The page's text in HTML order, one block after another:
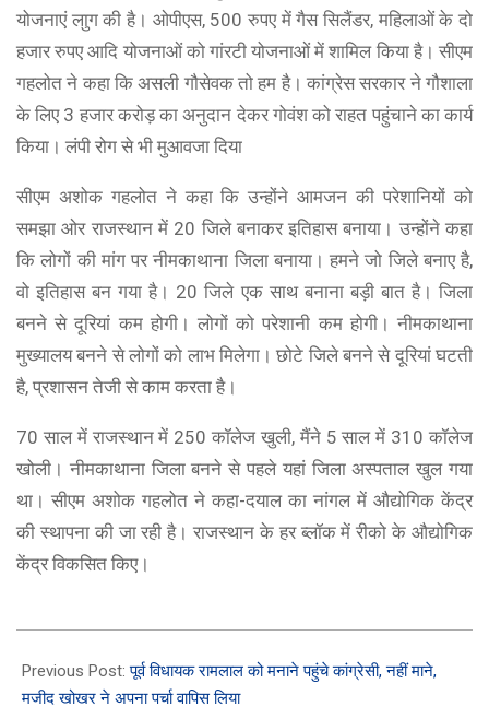
योजनाएं लाुग की है। ओपीएस, 500 रुपए में गैस सिलैंडर, महिलाओं के दो
हजार रुपए आदि योजनाओं को गांरटी योजनाओं में शामिल किया है। सीएम
गहलोत ने कहा कि असली गौसेवक तो हम है। कांग्रेस सरकार ने गौशाला
के लिए 3 हजार करोड़ का अनुदान देकर गोवंश को राहत पहुंचाने का कार्य
किया। लंपी रोग से भी मुआवजा दिया
सीएम अशोक गहलोत ने कहा कि उन्होंने आमजन की परेशानियों को
समझा ओर राजस्थान में 20 जिले बनाकर इतिहास बनाया। उन्होंने कहा
कि लोगों की मांग पर नीमकाथाना जिला बनाया। हमने जो जिले बनाए है,
वो इतिहास बन गया है। 20 जिले एक साथ बनाना बड़ी बात है। जिला
बनने से दूरियां कम होगी। लोगों को परेशानी कम होगी। नीमकाथाना
मुख्यालय बनने से लोगों को लाभ मिलेगा। छोटे जिले बनने से दूरियां घटती
है, प्रशासन तेजी से काम करता है।
70 साल में राजस्थान में 250 कॉलेज खुली, मैंने 5 साल में 310 कॉलेज
खोली। नीमकाथाना जिला बनने से पहले यहां जिला अस्पताल खुल गया
था। सीएम अशोक गहलोत ने कहा-दयाल का नांगल में औद्योगिक केंद्र
की स्थापना की जा रही है। राजस्थान के हर ब्लॉक में रीको के औद्योगिक
केंद्र विकसित किए।
11-
10
Previous Post:पूर्व विधायक रामलाल को मनाने पहुंचे कांग्रेसी, नहीं माने,
मजीद खोखर ने अपना पर्चा वापिस लिया